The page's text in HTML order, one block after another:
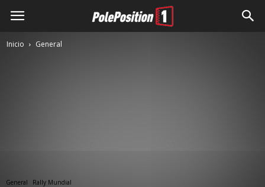
Inicio General
General Rally Mundial